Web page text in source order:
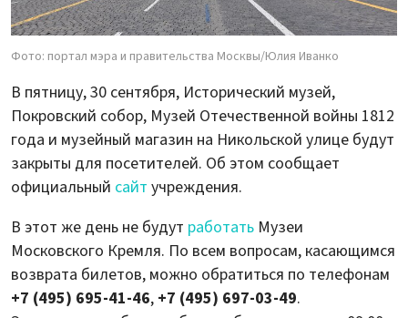
Фото: портал мэра и правительства Москвы/Юлия Иванко
В пятницу, 30 сентября, Исторический музей,
Покровский собор, Музей Отечественной войны 1812
года и музейный магазин на Никольской улице будут
закрыты для посетителей. Об этом сообщает
официальный сайт учреждения.
В этот же день не будут работать Музеи
Московского Кремля. По всем вопросам, касающимся
возврата билетов, можно обратиться по телефонам
+7 (495) 695-41-46, +7 (495) 697-03-49.